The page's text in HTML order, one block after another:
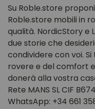
Su Roble.store
Roble.store mobili in
qualità. NordicStory e
due storie che
condividere con voi.
rovere e del comfort
donerà alla vostra
Rete MANS SL CIF
WhatsApp: +34 661